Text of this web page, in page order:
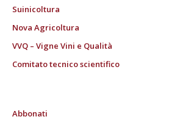
Suinicoltura
Nova Agricoltura
VVQ – Vigne Vini e Qualità
Comitato tecnico scientifico
Abbonati